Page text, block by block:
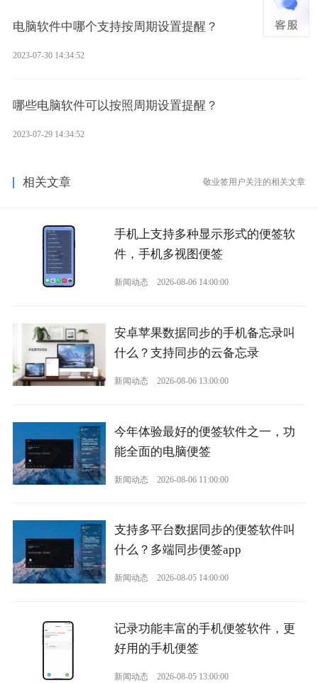
电脑软件中哪个支持按周期设置提醒？
2023-07-30 14:34:52
哪些电脑软件可以按照周期设置提醒？
2023-07-29 14:34:52
相关文章 敬业签用户关注的相关文章
手机上支持多种显示形式的便签软
件，手机多视图便签
新闻动态 2026-08-06 14:00:00
安卓苹果数据同步的手机备忘录叫
什么？支持同步的云备忘录
新闻动态 2026-08-06 13:00:00
今年体验最好的便签软件之一，功
能全面的电脑便签
新闻动态 2026-08-06 11:00:00
支持多平台数据同步的便签软件叫
什么？多端同步便签app
新闻动态 2026-08-05 14:00:00
记录功能丰富的手机便签软件，更
好用的手机便签
新闻动态 2026-08-05 13:00:00